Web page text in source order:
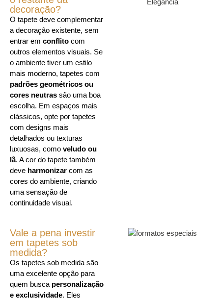
decoração?
O tapete deve complementar
a decoração existente, sem
entrar em conflito com
outros elementos visuais. Se
o ambiente tiver um estilo
mais moderno, tapetes com
padrões geométricos ou
cores neutras são uma boa
escolha. Em espaços mais
clássicos, opte por tapetes
com designs mais
detalhados ou texturas
luxuosas, como veludo ou
lã. A cor do tapete também
deve harmonizar com as
cores do ambiente, criando
uma sensação de
continuidade visual.
Vale a pena investir
em tapetes sob
medida?
Os tapetes sob medida são
uma excelente opção para
quem busca personalização
e exclusividade. Eles